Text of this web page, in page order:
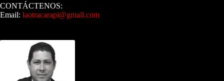
CONTÁCTENOS:
Email: laotracarapi@gmail.com